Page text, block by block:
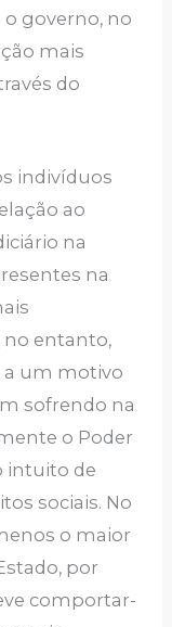
governo, no
mais
do
indivíduos
ao
na
na
no entanto,
a um motivo
sofrendo na
o Poder
intuito de
sociais. No
o maior
por
comportar-